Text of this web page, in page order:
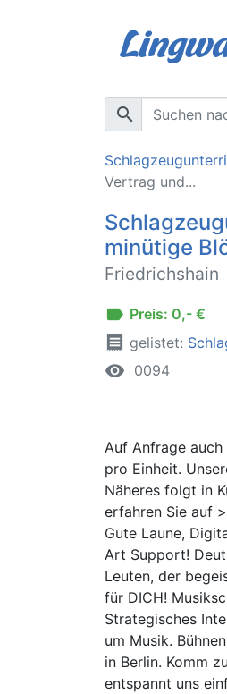
search
Vertrag und...
minütige
Friedrichshain
label Preis: 0,- €
receipt gelistet:
remove_red_eye 0094
Auf Anfrage
pro Einheit.
Näheres folgt in
erfahren Sie auf
Gute Laune,
Art Support!
Leuten, der
für DICH!
Strategisches
um Musik.
in Berlin. Komm
entspannt uns